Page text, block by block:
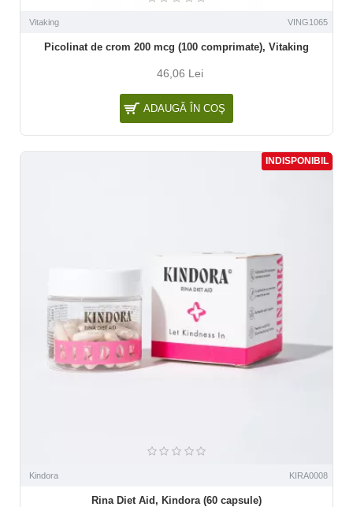
Vitaking VING1065
Picolinat de crom 200 mcg (100 comprimate), Vitaking
46,06 Lei
ADAUGĂ ÎN COŞ
INDISPONIBIL
Kindora KIRA0008
Rina Diet Aid, Kindora (60 capsule)